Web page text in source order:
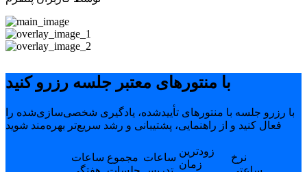
با منتورهای معتبر جلسه رزرو کنید
با رزرو جلسه با منتورهای تأییدشده، یادگیری شخصی‌سازی‌شده را
فعال کنید و از راهنمایی، پشتیبانی و رشد سریع‌تر بهره‌مند شوید
ساعات مجموع ساعات
زودترین
زمان
نرخ